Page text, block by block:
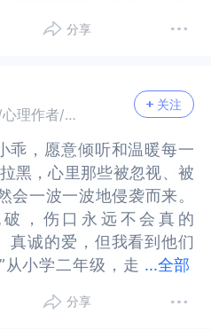
好自己的生活。你提到面
以多深入具体聊聊这部
通可以保护自己）很多时
我们每个人内心的安全
是一点点建立起来的。即
需要接纳和允许。可以多
，或者自己的优势。和自
，降低期待，都是和自己
哦。世界和我爱着你推荐
好自己的生活。你提到面
以多深入具体聊聊这部
通可以保护自己）很多时
我们每个人内心的安全
是一点点建立起来的。即
需要接纳和允许。可以多
，或者自己的优势。和自
，降低期待，都是和自己
哦。世界和我爱着你推荐
白，值得的爱不必回头向
爱不必回头向不具备爱的
去世，父亲再婚，你的无
的渴望一直都在，将来也
与你的恨意和对爱的渴望
爱深深的悲伤和哀悼，为
的你，反复充分的进行悼
很久，当你内心涌起恨意
意：允许自己恨妈妈那么
己恨爸爸再婚给不到你足
们为了控制你从你身上得
允许自己也恨后妈等等。
亲再婚，你的无所依靠的
直都在，将来也会伴随你
意和对爱的渴望共存。你
悲伤和哀悼，为过去那个
复充分的进行悼念。这个
你内心涌起恨意时，接纳
自己恨妈妈那么早离开你
再婚给不到你足够的爱，
制你从你身上得到好处而
也恨后妈等等。接纳内心
人的“心理分化”能力有
多人缺少自己的想法和反
在维护着什么，但问题越
》里的名言：这世间最难
心完整性的能力。有了这
些感觉是自己的，哪些感
己，把别人还给别人”理
人单独的想法和被别人影
能做出适合自己的决定。
中有没有支撑自己的东西
考、感受和理解的事情，
理分化”能力有关：在一
自己的想法和反思能力，
什么，但问题越来越多。
言：这世间最难的就是你
的能力。有了这种能力，
自己的，哪些感觉是别人
人还给别人”理解自己需
想法和被别人影响的想法
合自己的决定。人的安全
支撑自己的东西有关，一
和理解的事情，能感觉到
杂的受伤，但也有无比强
资源去看。这本身，就是
的，有资源的，安全的
脆弱的我。这是并存的。
部分被完全忽略，或者吞
你的感受怎么样？你的内
的变化？回到课题分离这
你提问核对一下，你想要
分离的期待是一个具体什
一点是很有必要。我试着
话，轻舟已过万重山。但
人，他（她）是理想中的
受伤，但也有无比强大的
去看。这本身，就是最核
有资源的，安全的我，和
我。这是并存的。而不是
完全忽略，或者吞噬。不
受怎么样？你的内在有没
？回到课题分离这个概念
核对一下，你想要和谁课
期待是一个具体什样的感
很有必要。我试着描述一
舟已过万重山。但已过万
（她）是理想中的无痛无
分享
咨询达人/互动达人/心理作者/优质答主
关注
...全部
乖，愿意倾听和温暖每一
黑，心里那些被忽视、被
会一波一波地侵袭而来。
，伤口永远不会真的
真诚的爱，但我看到他们
小学二年级，走
理学，凭一己之力看清家
黑，心里那些被忽视、被
会一波一波地侵袭而来。
，伤口永远不会真的
真诚的爱，但我看到他们
小学二年级，走过30年到
己之力看清家族的局限，
分享